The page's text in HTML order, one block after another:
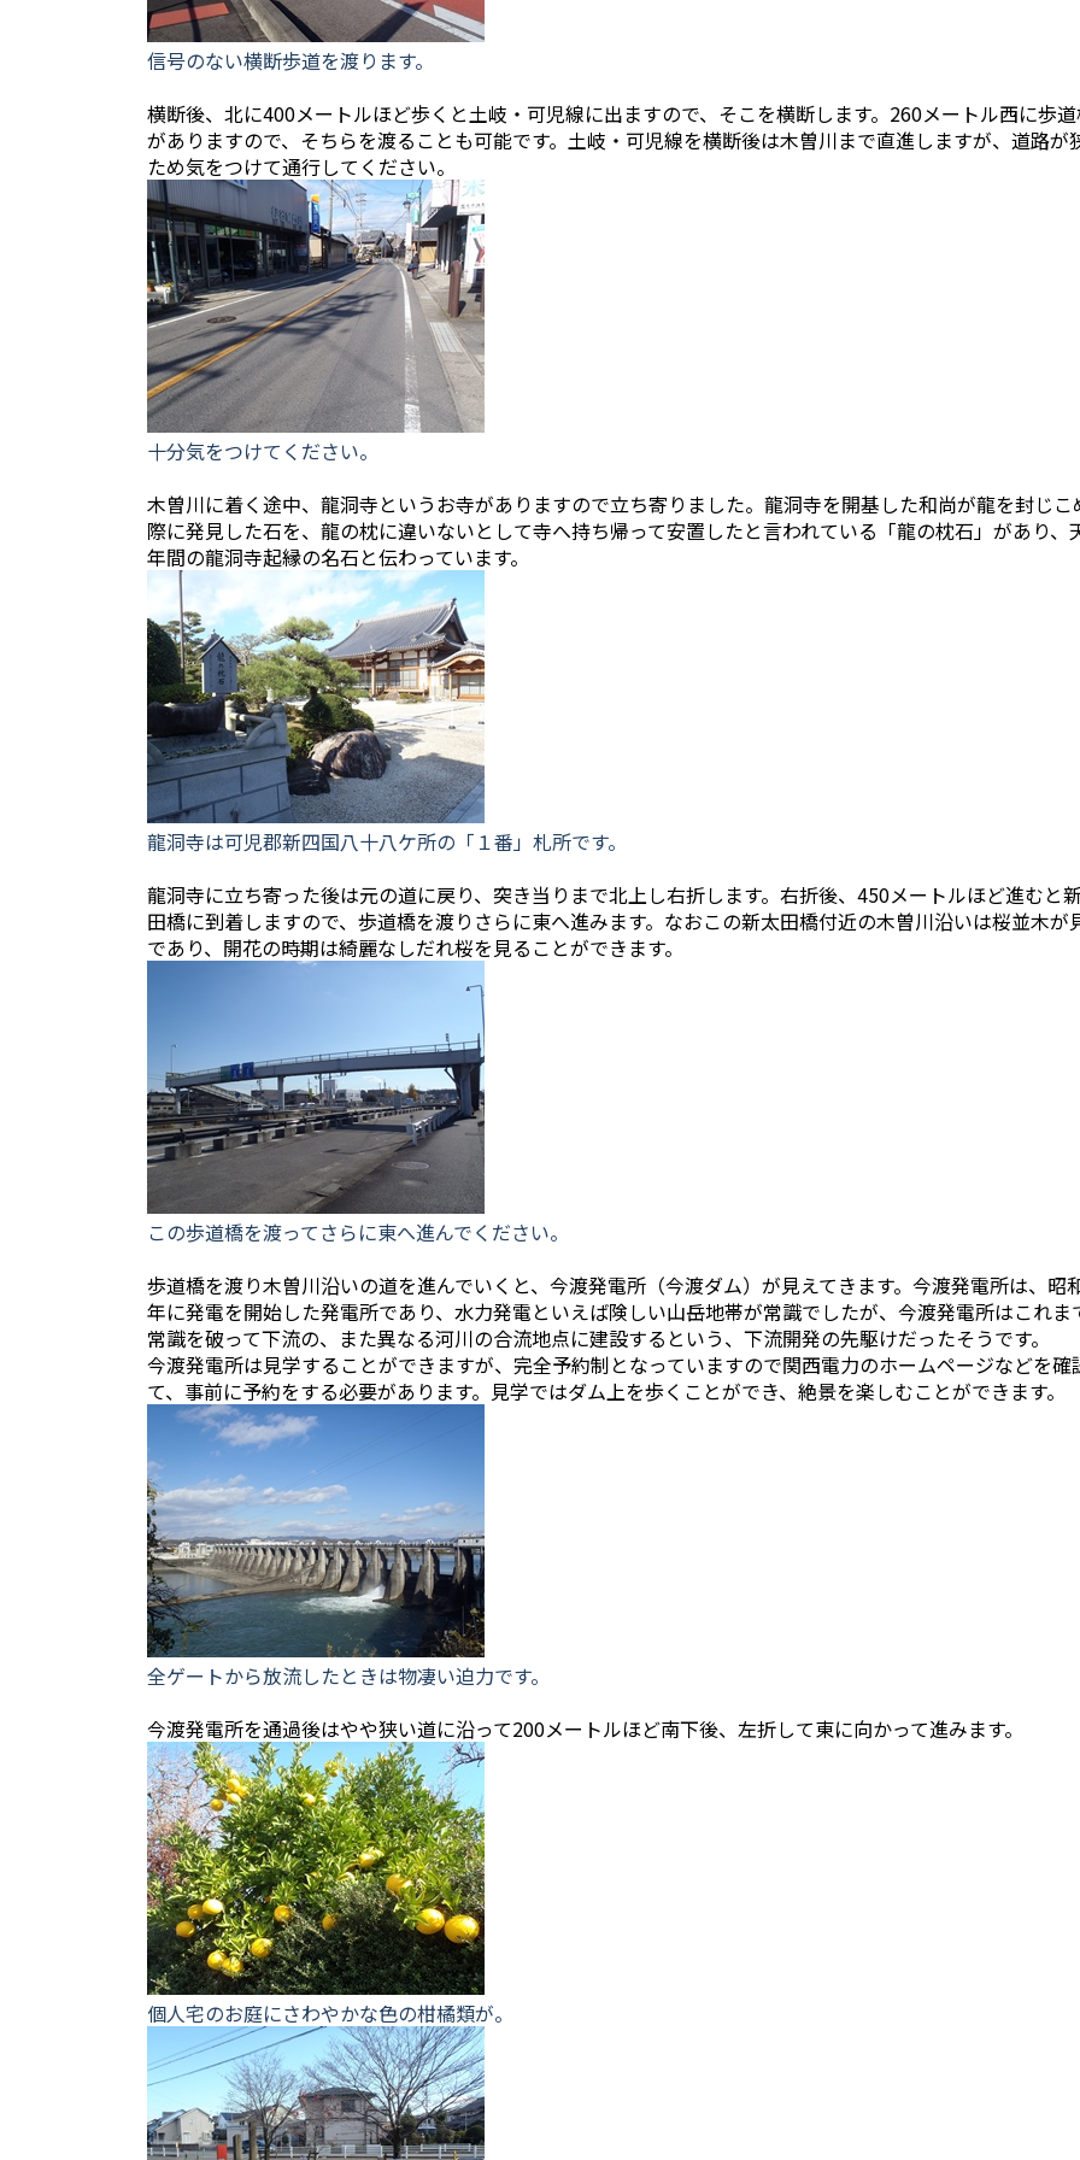
信号のない横断歩道を渡ります。
横断後、北に400メートルほど歩くと土岐・可児線に出ますので、そこを横断します。260メートル西に歩
がありますので、そちらを渡ることも可能です。土岐・可児線を横断後は木曽川まで直進しますが、道路が
ため気をつけて通行してください。
十分気をつけてください。
木曽川に着く途中、龍洞寺というお寺がありますので立ち寄りました。龍洞寺を開基した和尚が龍を封じこ
際に発見した石を、龍の枕に違いないとして寺へ持ち帰って安置したと言われている「龍の枕石」があり、
年間の龍洞寺起縁の名石と伝わっています。
龍洞寺は可児郡新四国八十八ケ所の「１番」札所です。
龍洞寺に立ち寄った後は元の道に戻り、突き当りまで北上し右折します。右折後、450メートルほど進むと
田橋に到着しますので、歩道橋を渡りさらに東へ進みます。なおこの新太田橋付近の木曽川沿いは桜並木が
であり、開花の時期は綺麗なしだれ桜を見ることができます。
この歩道橋を渡ってさらに東へ進んでください。
歩道橋を渡り木曽川沿いの道を進んでいくと、今渡発電所（今渡ダム）が見えてきます。今渡発電所は、昭
年に発電を開始した発電所であり、水力発電といえば険しい山岳地帯が常識でしたが、今渡発電所はこれま
常識を破って下流の、また異なる河川の合流地点に建設するという、下流開発の先駆けだったそうです。
今渡発電所は見学することができますが、完全予約制となっていますので関西電力のホームページなどを確
て、事前に予約をする必要があります。見学ではダム上を歩くことができ、絶景を楽しむことができます。
全ゲートから放流したときは物凄い迫力です。
今渡発電所を通過後はやや狭い道に沿って200メートルほど南下後、左折して東に向かって進みます。
個人宅のお庭にさわやかな色の柑橘類が。